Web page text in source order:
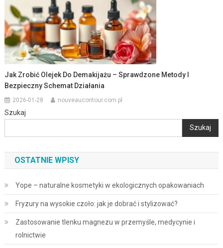
Jak Zrobić Olejek Do Demakijażu – Sprawdzone Metody I
Bezpieczny Schemat Działania
2026-01-28 nouveaucontour.com.pl
Szukaj
Szukaj
OSTATNIE WPISY
Yope – naturalne kosmetyki w ekologicznych opakowaniach
Fryzury na wysokie czoło: jak je dobrać i stylizować?
Zastosowanie tlenku magnezu w przemyśle, medycynie i
rolnictwie